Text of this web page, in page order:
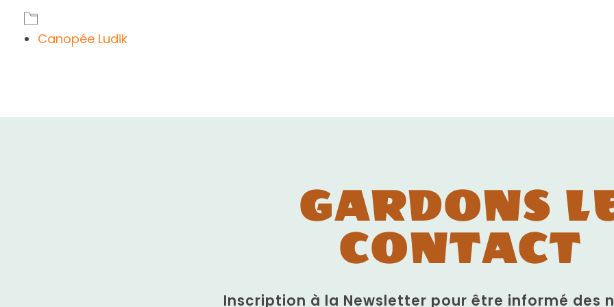
Canopée Ludik
GARDONS
CONTACT
Inscription à la Newsletter pour être informé des